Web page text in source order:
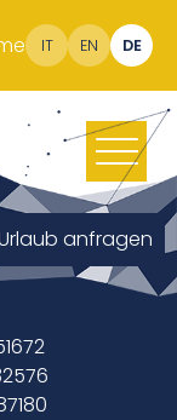
IT EN DE
anfragen